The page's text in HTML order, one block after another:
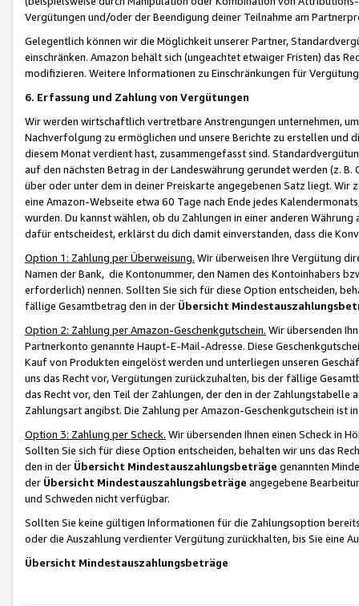
Vergütungen und/oder der Beendigung deiner Teilnahme am
Gelegentlich können wir die Möglichkeit unserer Partner,
einschränken. Amazon behält sich (ungeachtet etwaiger Fristen) das
modifizieren. Weitere Informationen zu Einschränkungen für
6. Erfassung und Zahlung von Vergütungen
Wir werden wirtschaftlich vertretbare Anstrengungen unternehmen,
Nachverfolgung zu ermöglichen und unsere Berichte zu erstellen und
diesem Monat verdient hast, zusammengefasst sind.
auf den nächsten Betrag in der Landeswährung gerundet werden (z.
über oder unter dem in deiner Preiskarte angegebenen Satz liegt.
eine Amazon-Webseite etwa 60 Tage nach Ende jedes
wurden. Du kannst wählen, ob du Zahlungen in einer anderen
dafür entscheidest, erklärst du dich damit einverstanden, dass die
Option 1: Zahlung per Überweisung. Wir überweisen Ihre Vergütung
Namen der Bank, die Kontonummer, den Namen des Kontoinhabers
erforderlich) nennen. Sollten Sie sich für diese Option entscheiden,
fällige Gesamtbetrag den in der Übersicht
Option 2: Zahlung per Amazon-Geschenkgutschein. Wir übersenden
Partnerkonto genannte Haupt-E-Mail-Adresse. Diese
Kauf von Produkten eingelöst werden und unterliegen unseren
uns das Recht vor, Vergütungen zurückzuhalten, bis der fällige
das Recht vor, den Teil der Zahlungen, der den in der
Zahlungsart angibst. Die Zahlung per Amazon-Geschenkgutschein ist
Option 3: Zahlung per Scheck. Wir übersenden Ihnen einen Scheck in
Sollten Sie sich für diese Option entscheiden, behalten wir uns das
den in der Übersicht Mindestauszahlungsbeträge genannten
der Übersicht Mindestauszahlungsbeträge angegebene
und Schweden nicht verfügbar.
Sollten Sie keine gültigen Informationen für die Zahlungsoption
oder die Auszahlung verdienter Vergütung zurückhalten, bis Sie
Übersicht Mindestauszahlungsbeträge